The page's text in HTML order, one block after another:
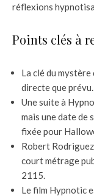
réflexions
Points clés à
La clé du
directe que prévu.
Une suite à
mais une date
fixée pour
Robert
court métrage
2115.
Le film Hypnotic